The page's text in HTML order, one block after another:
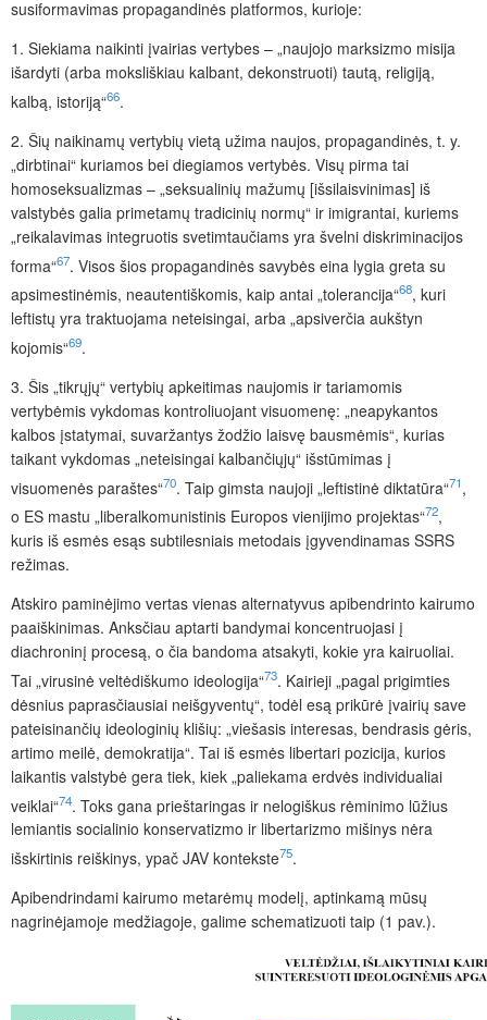
susiformavimas propagandinės platformos, kurioje:
1. Siekiama naikinti įvairias vertybes – „naujojo marksizmo misija
išardyti (arba moksliškiau kalbant, dekonstruoti) tautą, religiją,
kalbą, istoriją“66.
2. Šių naikinamų vertybių vietą užima naujos, propagandinės, t. y.
„dirbtinai“ kuriamos bei diegiamos vertybės. Visų pirma tai
homoseksualizmas – „seksualinių mažumų [išsilaisvinimas] iš
valstybės galia primetamų tradicinių normų“ ir imigrantai, kuriems
„reikalavimas integruotis svetimtaučiams yra švelni diskriminacijos
forma“67. Visos šios propagandinės savybės eina lygia greta su
apsimestinėmis, neautentiškomis, kaip antai „tolerancija“68, kuri
leftistų yra traktuojama neteisingai, arba „apsiverčia aukštyn
kojomis“69.
3. Šis „tikrųjų“ vertybių apkeitimas naujomis ir tariamomis
vertybėmis vykdomas kontroliuojant visuomenę: „neapykantos
kalbos įstatymai, suvaržantys žodžio laisvę bausmėmis“, kurias
taikant vykdomas „neteisingai kalbančiųjų“ išstūmimas į
visuomenės paraštes“70. Taip gimsta naujoji „leftistinė diktatūra“71,
o ES mastu „liberalkomunistinis Europos vienijimo projektas“72,
kuris iš esmės esąs subtilesniais metodais įgyvendinamas SSRS
režimas.
Atskiro paminėjimo vertas vienas alternatyvus apibendrinto kairumo
paaiškinimas. Anksčiau aptarti bandymai koncentruojasi į
diachroninį procesą, o čia bandoma atsakyti, kokie yra kairuoliai.
Tai „virusinė veltėdiškumo ideologija“73. Kairieji „pagal prigimties
dėsnius paprasčiausiai neišgyventų“, todėl esą prikūrė įvairių save
pateisinančių ideologinių klišių: „viešasis interesas, bendrasis gėris,
artimo meilė, demokratija“. Tai iš esmės libertari pozicija, kurios
laikantis valstybė gera tiek, kiek „paliekama erdvės individualiai
veiklai“74. Toks gana prieštaringas ir nelogiškus rėminimo lūžius
lemiantis socialinio konservatizmo ir libertarizmo mišinys nėra
išskirtinis reiškinys, ypač JAV kontekste75.
Apibendrindami kairumo metarėmų modelį, aptinkamą mūsų
nagrinėjamoje medžiagoje, galime schematizuoti taip (1 pav.).